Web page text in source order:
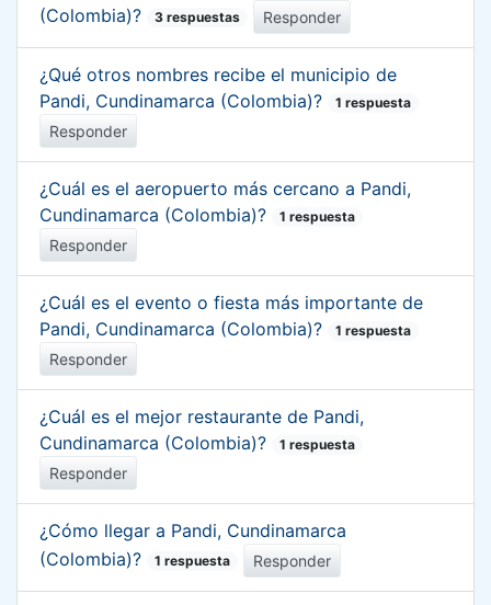
(Colombia)?
3 respuestas Responder
¿Qué otros nombres recibe el municipio de
Pandi, Cundinamarca (Colombia)?
1 respuesta
Responder
¿Cuál es el aeropuerto más cercano a Pandi,
Cundinamarca (Colombia)?
1 respuesta
Responder
¿Cuál es el evento o fiesta más importante de
Pandi, Cundinamarca (Colombia)?
1 respuesta
Responder
¿Cuál es el mejor restaurante de Pandi,
Cundinamarca (Colombia)?
1 respuesta
Responder
¿Cómo llegar a Pandi, Cundinamarca
(Colombia)?
1 respuesta Responder